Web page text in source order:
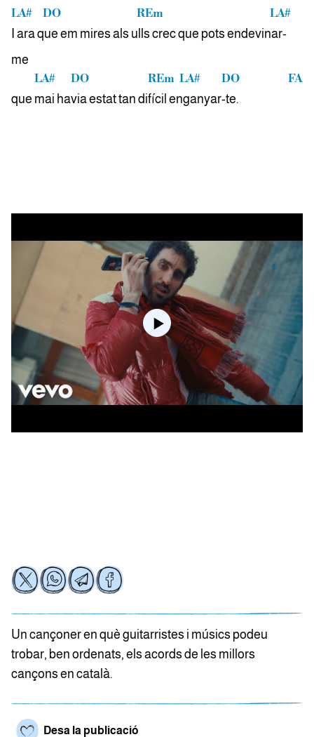
LA#
I ara
DO
que em mires als
REm
ulls crec que pots endevi
LA#
nar-
me
que
LA#
mai ha
DO
via estat tan di
REm
fícil
LA#
en
DO
ga
FA
nyar-te.
Un cançoner en què guitarristes i músics podeu
trobar, ben ordenats, els acords de les millors
cançons en català.
Desa la publicació